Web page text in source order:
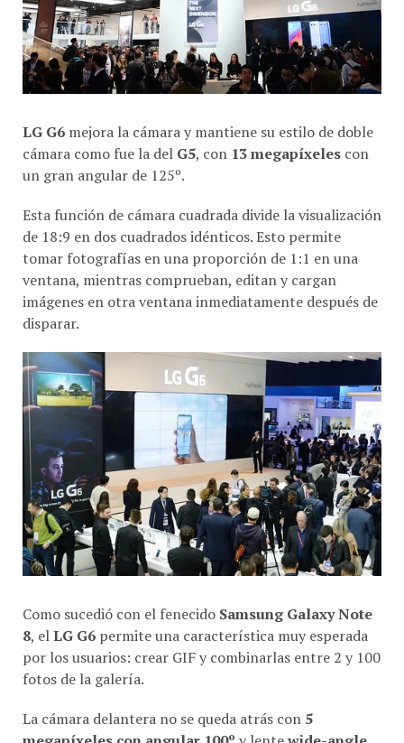
LG G6 mejora la cámara y mantiene su estilo de doble
cámara como fue la del G5, con 13 megapíxeles con
un gran angular de 125º.
Esta función de cámara cuadrada divide la visualización
de 18:9 en dos cuadrados idénticos. Esto permite
tomar fotografías en una proporción de 1:1 en una
ventana, mientras comprueban, editan y cargan
imágenes en otra ventana inmediatamente después de
disparar.
Como sucedió con el fenecido Samsung Galaxy Note
8, elLG G6 permite una característica muy esperada
por los usuarios: crear GIF y combinarlas entre 2 y 100
fotos de la galería.
La cámara delantera no se queda atrás con 5